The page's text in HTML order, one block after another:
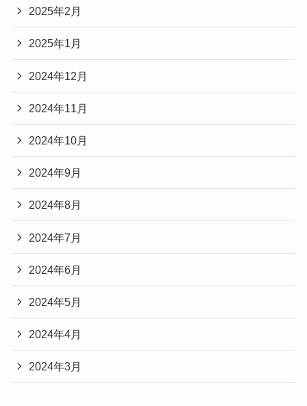
2025年2月
2025年1月
2024年12月
2024年11月
2024年10月
2024年9月
2024年8月
2024年7月
2024年6月
2024年5月
2024年4月
2024年3月